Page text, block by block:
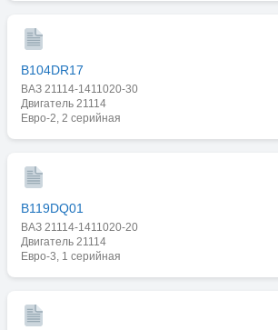
B104DR17
ВАЗ 21114-1411020-30
Двигатель 21114
Евро-2, 2 серийная
B119DQ01
ВАЗ 21114-1411020-20
Двигатель 21114
Евро-3, 1 серийная